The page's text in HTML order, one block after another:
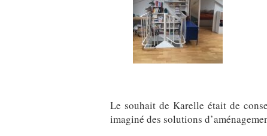
Le souhait de Karelle était de
imaginé des solutions